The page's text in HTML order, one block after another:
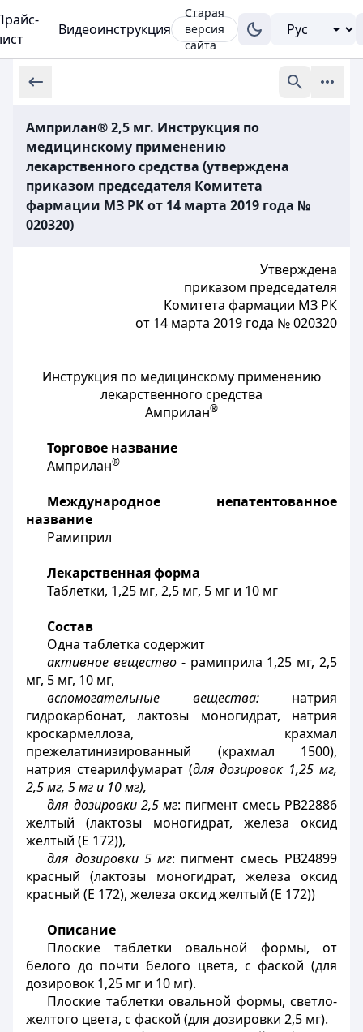
Видеоинструкция
Старая
версия
сайта
Амприлан® 2,5 мг. Инструкция по
медицинскому применению
лекарственного средства (утверждена
приказом председателя Комитета
фармации МЗ РК от 14 марта 2019 года №
020320)
Утверждена
приказом председателя
Комитета фармации МЗ РК
от 14 марта 2019 года № 020320
Инструкция по медицинскому применению
лекарственного средства
Амприлан®
Торговое название
Амприлан®
Международное непатентованное
название
Рамиприл
Лекарственная форма
Таблетки, 1,25 мг, 2,5 мг, 5 мг и 10 мг
Состав
Одна таблетка содержит
активное вещество - рамиприла 1,25 мг, 2,5
мг, 5 мг, 10 мг,
вспомогательные вещества: натрия
гидрокарбонат, лактозы моногидрат, натрия
кроскармеллоза, крахмал
прежелатинизированный (крахмал 1500),
натрия стеарилфумарат (для дозировок 1,25 мг,
2,5 мг, 5 мг и 10 мг),
для дозировки 2,5 мг: пигмент смесь РВ22886
желтый (лактозы моногидрат, железа оксид
желтый (Е 172)),
для дозировки 5 мг: пигмент смесь РВ24899
красный (лактозы моногидрат, железа оксид
красный (Е 172), железа оксид желтый (Е 172))
Описание
Плоские таблетки овальной формы, от
белого до почти белого цвета, с фаской (для
дозировок 1,25 мг и 10 мг).
Плоские таблетки овальной формы, светло-
желтого цвета, с фаской (для дозировки 2,5 мг).